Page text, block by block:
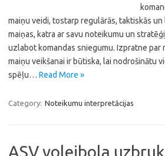
maiņu veidi, tostarp regulārās, taktiskās
maiņas, katra ar savu noteikumu un
uzlabot komandas sniegumu. Izpratne par
maiņu veikšanai ir būtiska, lai nodrošinātu
spēļu… Read More »
Category: Noteikumu interpretācijas
ASV volejbola